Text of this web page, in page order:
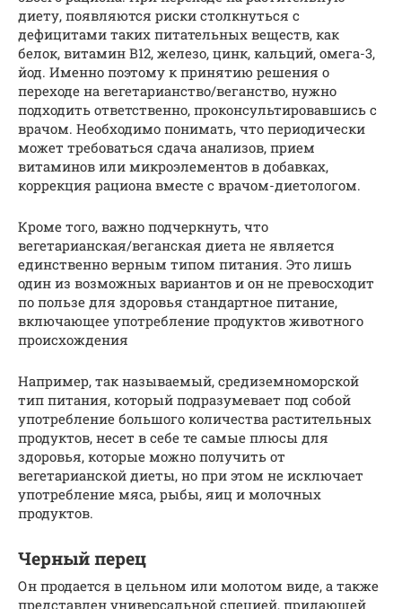
диету, появляются риски столкнуться с
дефицитами таких питательных веществ, как
белок, витамин В12, железо, цинк, кальций, омега-3,
йод. Именно поэтому к принятию решения о
переходе на вегетарианство/веганство, нужно
подходить ответственно, проконсультировавшись с
врачом. Необходимо понимать, что периодически
может требоваться сдача анализов, прием
витаминов или микроэлементов в добавках,
коррекция рациона вместе с врачом-диетологом.
Кроме того, важно подчеркнуть, что
вегетарианская/веганская диета не является
единственно верным типом питания. Это лишь
один из возможных вариантов и он не превосходит
по пользе для здоровья стандартное питание,
включающее употребление продуктов животного
происхождения
Например, так называемый, средиземноморской
тип питания, который подразумевает под собой
употребление большого количества растительных
продуктов, несет в себе те самые плюсы для
здоровья, которые можно получить от
вегетарианской диеты, но при этом не исключает
употребление мяса, рыбы, яиц и молочных
продуктов.
Черный перец
Он продается в цельном или молотом виде, а также
представлен универсальной специей, придающей